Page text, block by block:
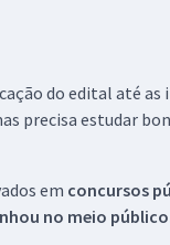
do edital até
precisa estudar
em concursos
no meio